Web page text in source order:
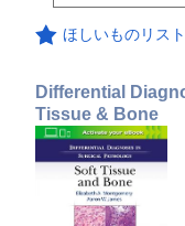
ほしいものリス
Differential
Tissue & Bone